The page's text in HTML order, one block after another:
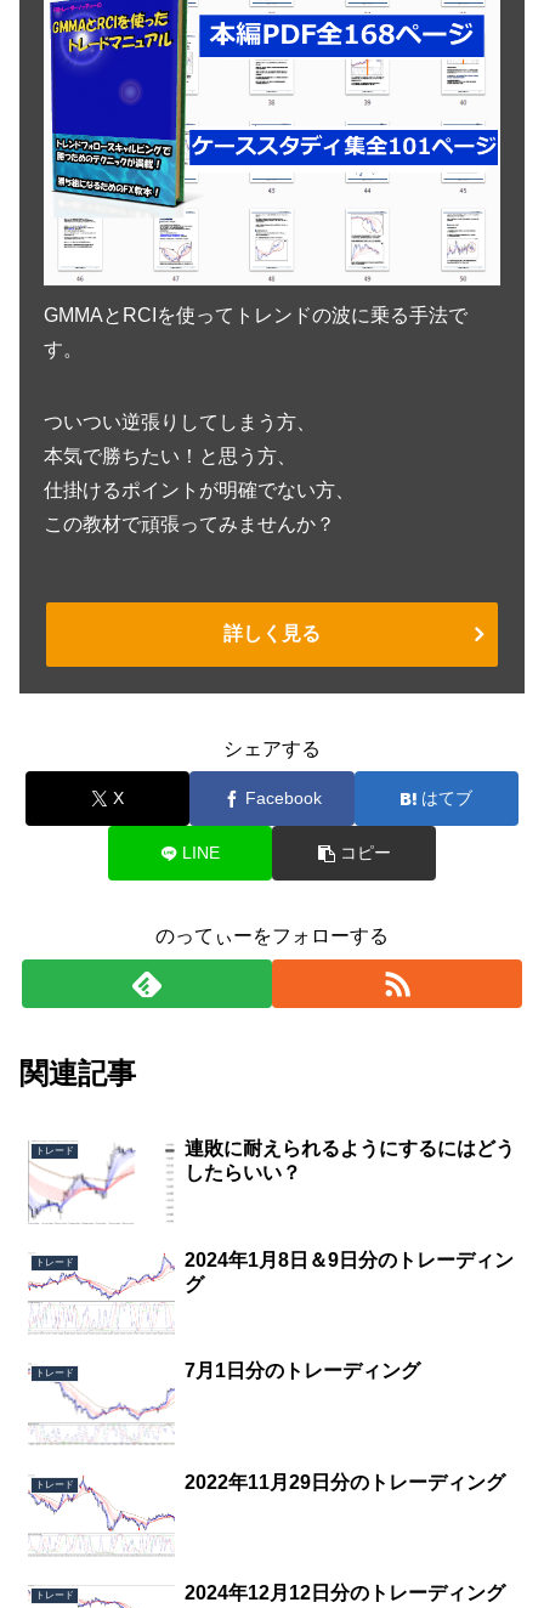
GMMAとRCIを使ってトレンドの波に乗る手法で
す。
ついつい逆張りしてしまう方、
本気で勝ちたい！と思う方、
仕掛けるポイントが明確でない方、
この教材で頑張ってみませんか？
詳しく見る
シェアする
X Facebook はてブ
LINE コピー
のってぃーをフォローする
関連記事
トレード
連敗に耐えられるようにするにはどう
したらいい？
トレード
2024年1月8日＆9日分のトレーディン
グ
トレード 7月1日分のトレーディング
トレード 2022年11月29日分のトレーディング
トレード 2024年12月12日分のトレーディング